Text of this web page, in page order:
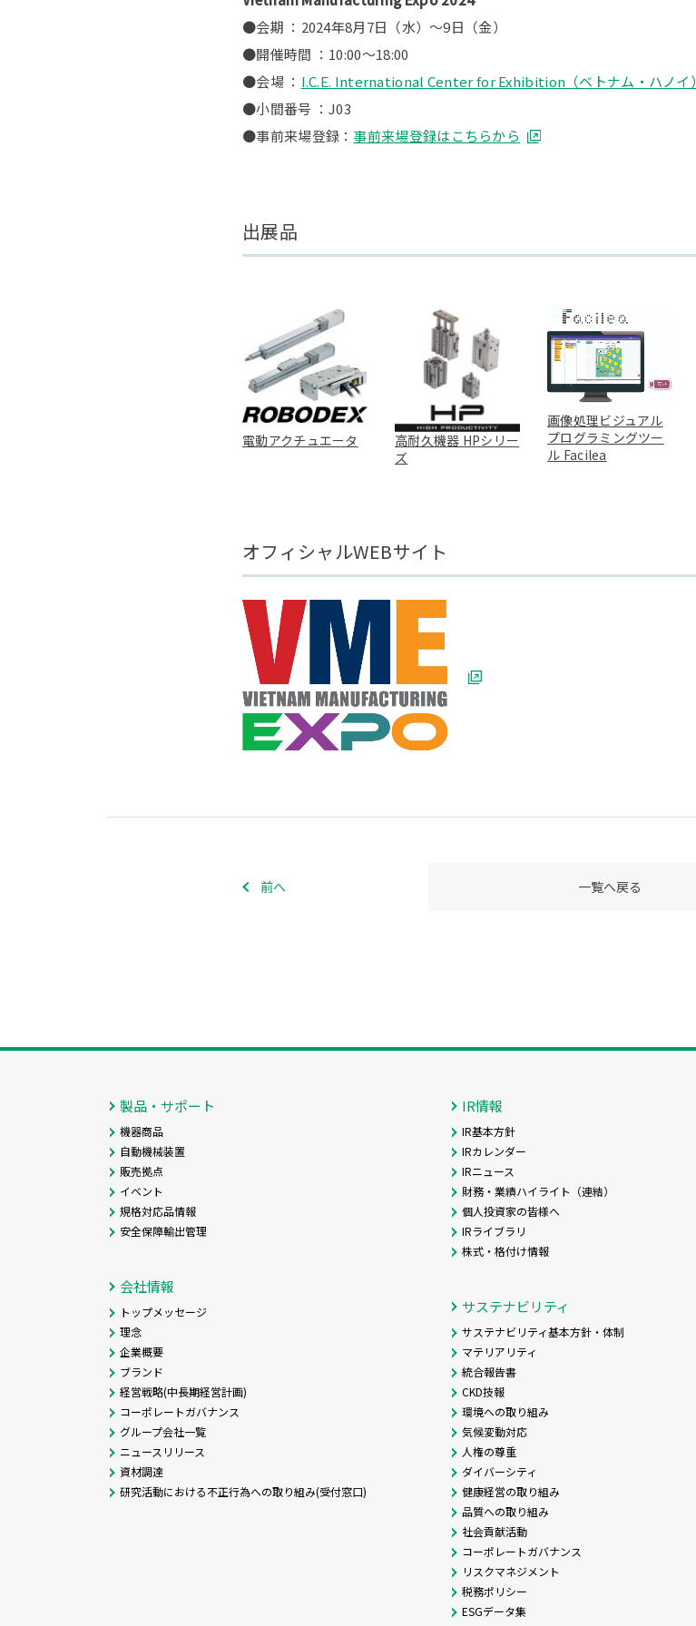
●会期 ：2024年8月7日（水）～9日（金）
●開催時間 ：10:00～18:00
●会場 ： I.C.E. International Center for Exhibition（ベトナム・ハノイ）
●小間番号 ：J03
●事前来場登録：事前来場登録はこちらから
出展品
電動アクチュエータ
高耐久機器 HPシリー
ズ
画像処理ビジュアル
プログラミングツー
ル Facilea
オフィシャルWEBサイト
前へ 一覧へ戻る
製品・サポート
機器商品
自動機械装置
販売拠点
イベント
規格対応品情報
安全保障輸出管理
会社情報
トップメッセージ
理念
企業概要
ブランド
経営戦略(中長期経営計画)
コーポレートガバナンス
グループ会社一覧
ニュースリリース
資材調達
研究活動における不正行為への取り組み(受付窓口)
IR情報
IR基本方針
IRカレンダー
IRニュース
財務・業績ハイライト（連結）
個人投資家の皆様へ
IRライブラリ
株式・格付け情報
サステナビリティ
サステナビリティ基本方針・体制
マテリアリティ
統合報告書
CKD技報
環境への取り組み
気候変動対応
人権の尊重
ダイバーシティ
健康経営の取り組み
品質への取り組み
社会貢献活動
コーポレートガバナンス
リスクマネジメント
税務ポリシー
ESGデータ集